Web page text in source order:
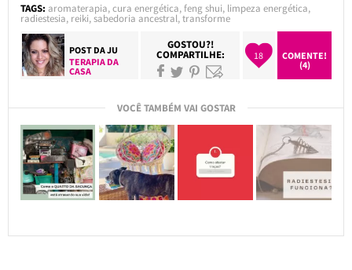
TAGS: aromaterapia,cura energética,feng shui, limpeza energética,
radiestesia, reiki,sabedoria ancestral,transforme
POST DAJU
TERAPIA DA
CASA
GOSTOU?!
COMPARTILHE: 18
COMENTE!
(4)
VOCÊ TAMBÉM VAI GOSTAR